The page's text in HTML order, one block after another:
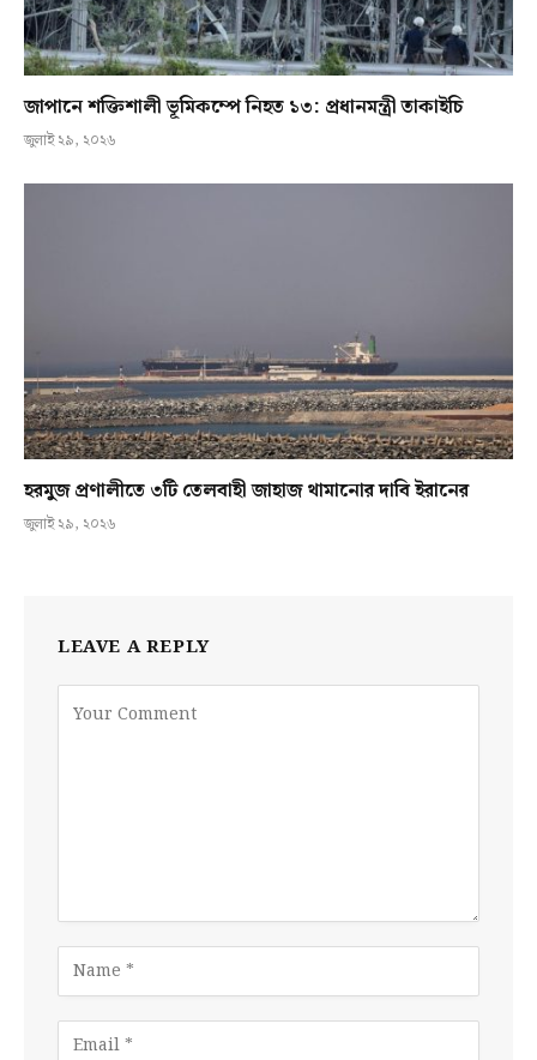
জাপানে শক্তিশালী ভূমিকম্পে নিহত ১৩: প্রধানমন্ত্রী তাকাইচি
জুলাই ২৯, ২০২৬
হরমুজ প্রণালীতে ৩টি তেলবাহী জাহাজ থামানোর দাবি ইরানের
জুলাই ২৯, ২০২৬
LEAVE A REPLY